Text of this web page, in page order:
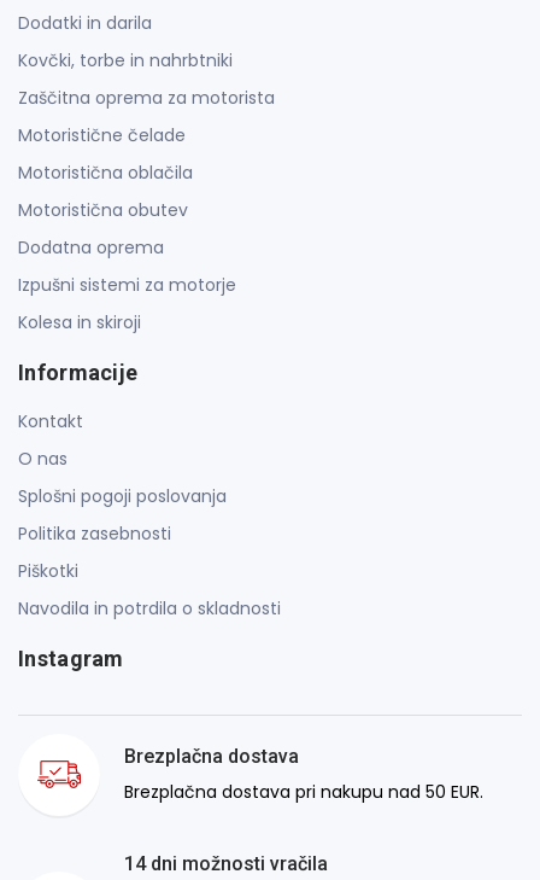
Dodatki in darila
Kovčki, torbe in nahrbtniki
Zaščitna oprema za motorista
Motoristične čelade
Motoristična oblačila
Motoristična obutev
Dodatna oprema
Izpušni sistemi za motorje
Kolesa in skiroji
Informacije
Kontakt
O nas
Splošni pogoji poslovanja
Politika zasebnosti
Piškotki
Navodila in potrdila o skladnosti
Instagram
Brezplačna dostava
Brezplačna dostava pri nakupu nad 50 EUR.
14 dni možnosti vračila